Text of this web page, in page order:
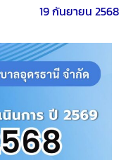
19 กันยายน 2568